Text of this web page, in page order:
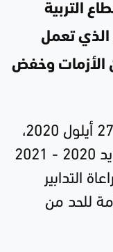
التربية
الذي تعمل
الأزمات وخفض
وقرع مسرور بارزاني، اليوم الأحد 27 أيلول 2020،
جرس انطلاق العام الدراسي الجديد 2020 - 2021
التدابير
للحد من